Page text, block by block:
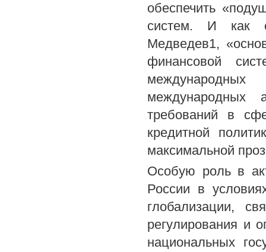
обеспечить
систем. И как
Медведев1,
финансовой
международных
требований в
кредитной
максимальной
Особую роль в
России в
глобализации,
регулирования и
национальных